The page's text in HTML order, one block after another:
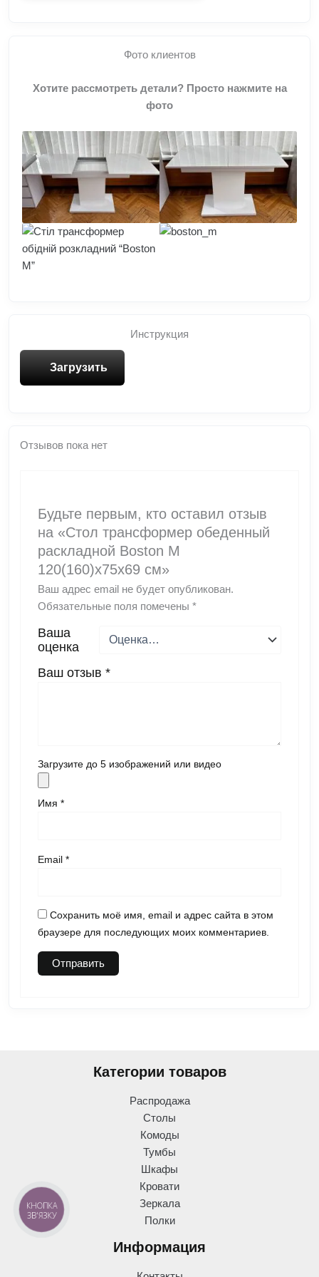
Фото клиентов
Хотите рассмотреть детали? Просто нажмите на
фото
Инструкция
Загрузить
Отзывов пока нет
Будьте первым, кто оставил отзыв
на «Стол трансформер обеденный
раскладной Boston M
120(160)x75x69 см»
Ваш адрес email не будет опубликован.
Обязательные поля помечены *
Ваша
оценка
Ваш отзыв *
Загрузите до 5 изображений или видео
Имя *
Email *
Сохранить моё имя, email и адрес сайта в этом
браузере для последующих моих комментариев.
Категории товаров
Распродажа
Столы
Комоды
Тумбы
Шкафы
Кровати
Зеркала
Полки
Информация
КНОПКА
ЗВ'ЯЗКУ